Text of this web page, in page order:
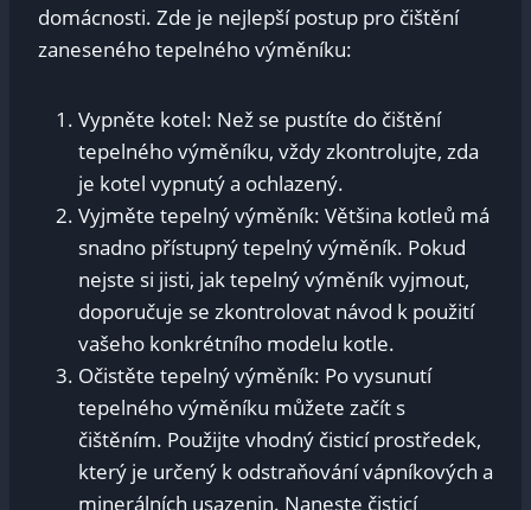
domácnosti. Zde je nejlepší postup pro čištění
zaneseného tepelného výměníku:
Vypněte kotel: Než se pustíte do čištění
tepelného výměníku, vždy zkontrolujte, zda
je kotel vypnutý a ochlazený.
Vyjměte tepelný výměník: Většina kotleů má
snadno přístupný tepelný výměník. Pokud
nejste si jisti, jak tepelný výměník vyjmout,
doporučuje se zkontrolovat návod k použití
vašeho konkrétního modelu kotle.
Očistěte tepelný výměník: Po vysunutí
tepelného výměníku můžete začít s
čištěním. Použijte vhodný čisticí prostředek,
který je určený k odstraňování vápníkových a
minerálních usazenin. Naneste čisticí